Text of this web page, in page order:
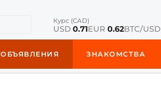
Курс (CAD)
USD 0.71EUR 0.62BTC/USD
ОБЪЯВЛЕНИЯ ЗНАКОМСТВА